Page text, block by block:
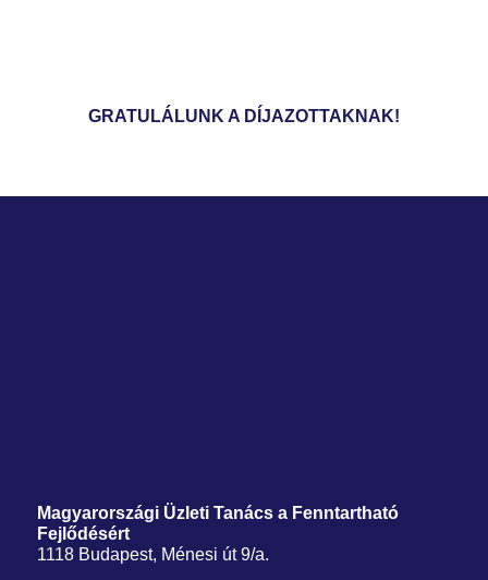
GRATULÁLUNK A DÍJAZOTTAKNAK!
Magyarországi Üzleti Tanács a Fenntartható
Fejlődésért
1118 Budapest, Ménesi út 9/a.